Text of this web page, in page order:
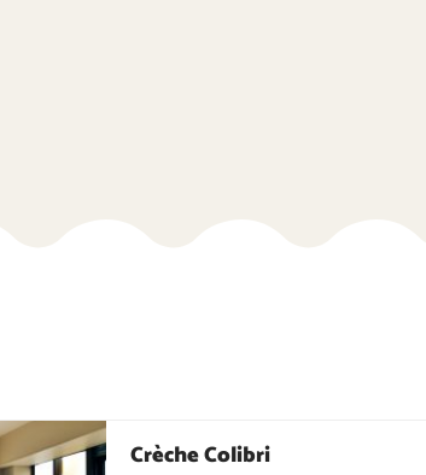
Crèche Colibri